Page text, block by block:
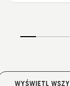
WYŚWIETL